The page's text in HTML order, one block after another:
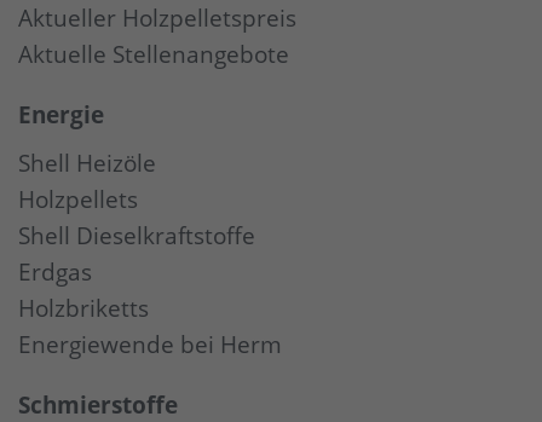
Aktueller Holzpelletspreis
Aktuelle Stellenangebote
Energie
Shell Heizöle
Holzpellets
Shell Dieselkraftstoffe
Erdgas
Holzbriketts
Energiewende bei Herm
Schmierstoffe